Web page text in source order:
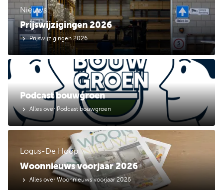
Prijswijzigingen 2026
Nieuws
Prijswijzigingen 2026
Podcast bouwgroen
Alles over Podcast bouwgroen
Woonnieuws voorjaar 2026
Logus-De Hoop
Alles over Woonnieuws voorjaar 2026